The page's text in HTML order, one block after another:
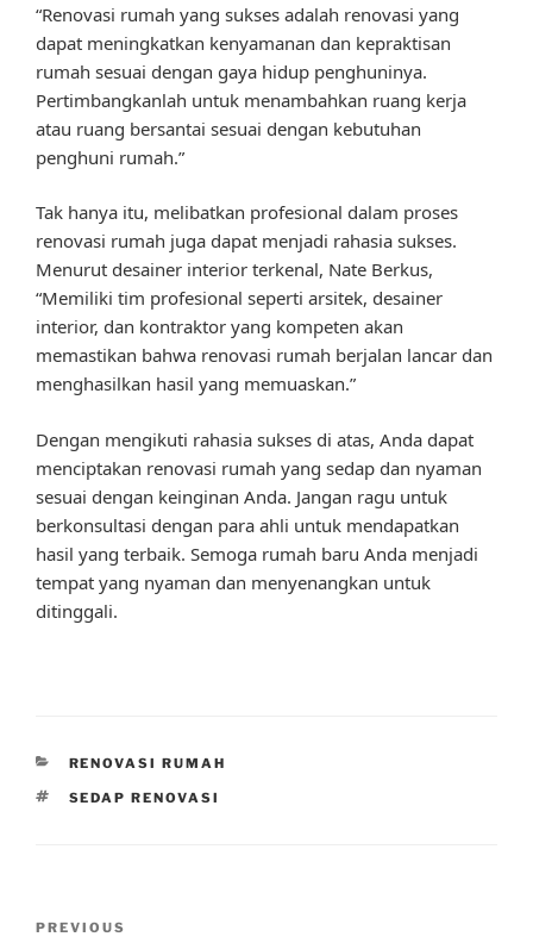
“Renovasi rumah yang sukses adalah renovasi yang
dapat meningkatkan kenyamanan dan kepraktisan
rumah sesuai dengan gaya hidup penghuninya.
Pertimbangkanlah untuk menambahkan ruang kerja
atau ruang bersantai sesuai dengan kebutuhan
penghuni rumah.”
Tak hanya itu, melibatkan profesional dalam proses
renovasi rumah juga dapat menjadi rahasia sukses.
Menurut desainer interior terkenal, Nate Berkus,
“Memiliki tim profesional seperti arsitek, desainer
interior, dan kontraktor yang kompeten akan
memastikan bahwa renovasi rumah berjalan lancar dan
menghasilkan hasil yang memuaskan.”
Dengan mengikuti rahasia sukses di atas, Anda dapat
menciptakan renovasi rumah yang sedap dan nyaman
sesuai dengan keinginan Anda. Jangan ragu untuk
berkonsultasi dengan para ahli untuk mendapatkan
hasil yang terbaik. Semoga rumah baru Anda menjadi
tempat yang nyaman dan menyenangkan untuk
ditinggali.
CATEGORIES
RENOVASI RUMAH
TAGS
SEDAP RENOVASI
Previous
PREVIOUS